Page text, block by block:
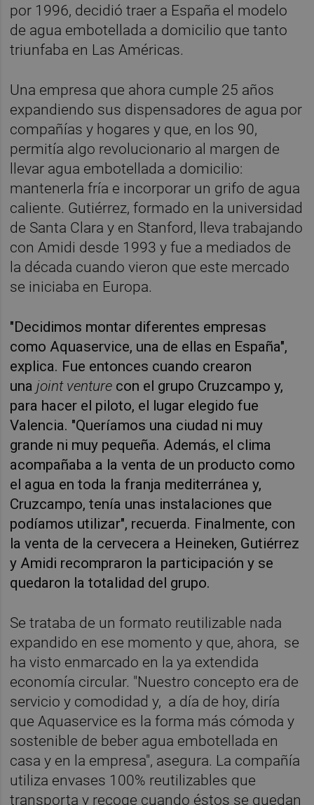
por 1996, decidió traer a España el modelo
de agua embotellada a domicilio que tanto
triunfaba en Las Américas.
Una empresa que ahora cumple 25 años
expandiendo sus dispensadores de agua por
compañías y hogares y que, en los 90,
permitía algo revolucionario al margen de
llevar agua embotellada a domicilio:
mantenerla fría e incorporar un grifo de agua
caliente. Gutiérrez, formado en la universidad
de Santa Clara y en Stanford, lleva trabajando
con Amidi desde 1993 y fue a mediados de
la década cuando vieron que este mercado
se iniciaba en Europa.
"Decidimos montar diferentes empresas
como Aquaservice, una de ellas en España",
explica. Fue entonces cuando crearon
unajoint venture con el grupo Cruzcampo y,
para hacer el piloto, el lugar elegido fue
Valencia. "Queríamos una ciudad ni muy
grande ni muy pequeña. Además, el clima
acompañaba a la venta de un producto como
el agua en toda la franja mediterránea y,
Cruzcampo, tenía unas instalaciones que
podíamos utilizar", recuerda. Finalmente, con
la venta de la cervecera a Heineken, Gutiérrez
y Amidi recompraron la participación y se
quedaron la totalidad del grupo.
Se trataba de un formato reutilizable nada
expandido en ese momento y que, ahora, se
ha visto enmarcado en la ya extendida
economía circular. "Nuestro concepto era de
servicio y comodidad y, a día de hoy, diría
que Aquaservice es la forma más cómoda y
sostenible de beber agua embotellada en
casa y en la empresa", asegura. La compañía
utiliza envases 100% reutilizables que
transporta y recoge cuando éstos se quedan